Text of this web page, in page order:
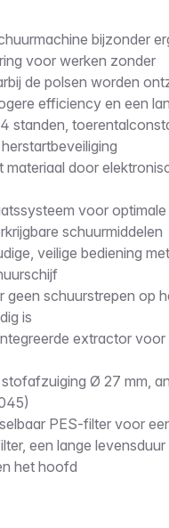
bijzonder
voor werken zonder
de polsen worden
efficiency en een
standen,
door
voor
schuurmiddelen
veilige bediening
geen schuurstrepen op
is
extractor
Ø 27 mm,
PES-filter voor
een lange levensduur
het hoofd